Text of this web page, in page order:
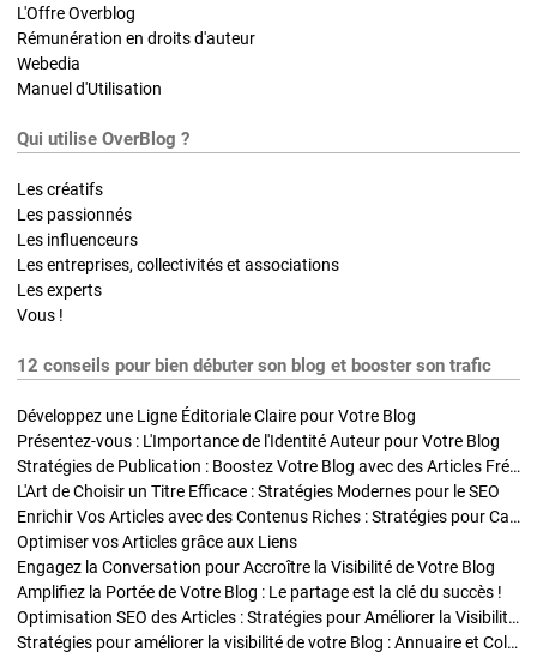
L'Offre Overblog
Rémunération en droits d'auteur
Webedia
Manuel d'Utilisation
Qui utilise OverBlog ?
Les créatifs
Les passionnés
Les influenceurs
Les entreprises, collectivités et associations
Les experts
Vous !
12 conseils pour bien débuter son blog et booster son trafic
Développez une Ligne Éditoriale Claire pour Votre Blog
Présentez-vous : L'Importance de l'Identité Auteur pour Votre Blog
Stratégies de Publication : Boostez Votre Blog avec des Articles Fréquents et Exclusifs
L'Art de Choisir un Titre Efficace : Stratégies Modernes pour le SEO
Enrichir Vos Articles avec des Contenus Riches : Stratégies pour Captiver et Optimiser
Optimiser vos Articles grâce aux Liens
Engagez la Conversation pour Accroître la Visibilité de Votre Blog
Amplifiez la Portée de Votre Blog : Le partage est la clé du succès !
Optimisation SEO des Articles : Stratégies pour Améliorer la Visibilité de Votre Blog
Stratégies pour améliorer la visibilité de votre Blog : Annuaire et Collaborations